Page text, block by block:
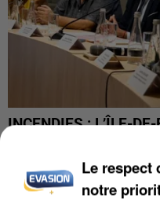
INCENDIES : L’ÎLE-
DE SOLIDARITÉ
Le respect
notre